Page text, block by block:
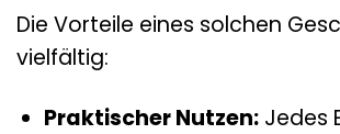
Die Vorteile eines solchen
vielfältig:
Praktischer Nutzen:Jedes